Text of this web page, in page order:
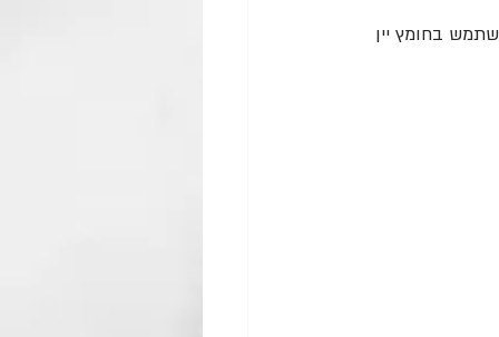
בחומץ יין